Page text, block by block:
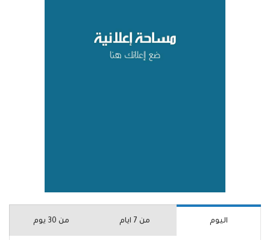
اليوم من 7 ايام من 30 يوم